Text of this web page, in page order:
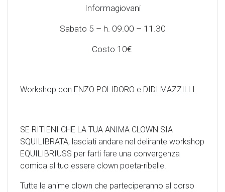
Informagiovani
Sabato 5 – h. 09.00 – 11.30
Costo 10€
Workshop con ENZO POLIDORO e DIDI MAZZILLI
SE RITIENI CHE LA TUA ANIMA CLOWN SIA
SQUILIBRATA, lasciati andare nel delirante workshop
EQUILIBRIUSS per farti fare una convergenza
comica al tuo essere clown poeta-ribelle.
Tutte le anime clown che parteciperanno al corso